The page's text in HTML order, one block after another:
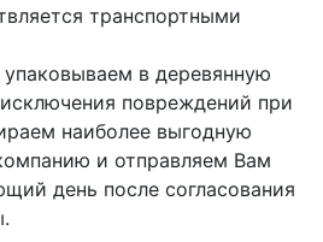
транспортными
в деревянную
повреждений при
наиболее выгодную
и отправляем Вам
день после согласования